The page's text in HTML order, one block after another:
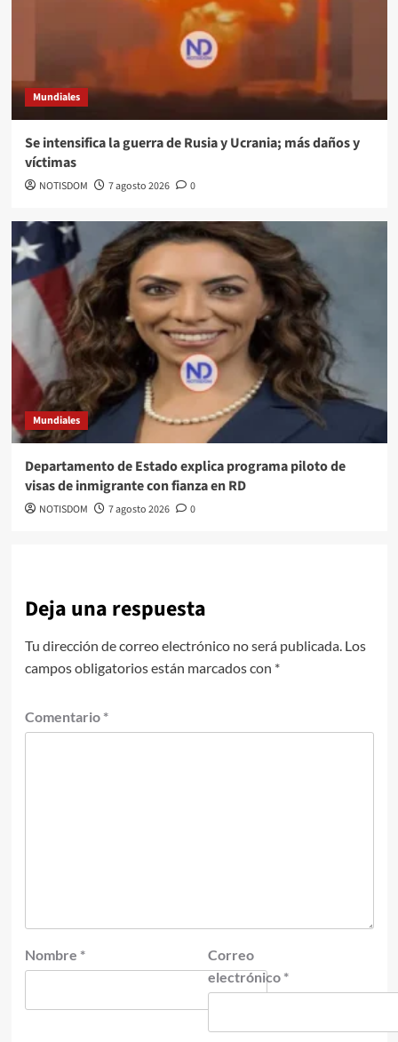
Mundiales
Se intensifica la guerra de Rusia y Ucrania; más daños y
víctimas
NOTISDOM 7 agosto 2026 0
Mundiales
Departamento de Estado explica programa piloto de
visas de inmigrante con fianza en RD
NOTISDOM 7 agosto 2026 0
Deja una respuesta
Tu dirección de correo electrónico no será publicada. Los
campos obligatorios están marcados con *
Comentario *
Nombre *
Correo
electrónico *